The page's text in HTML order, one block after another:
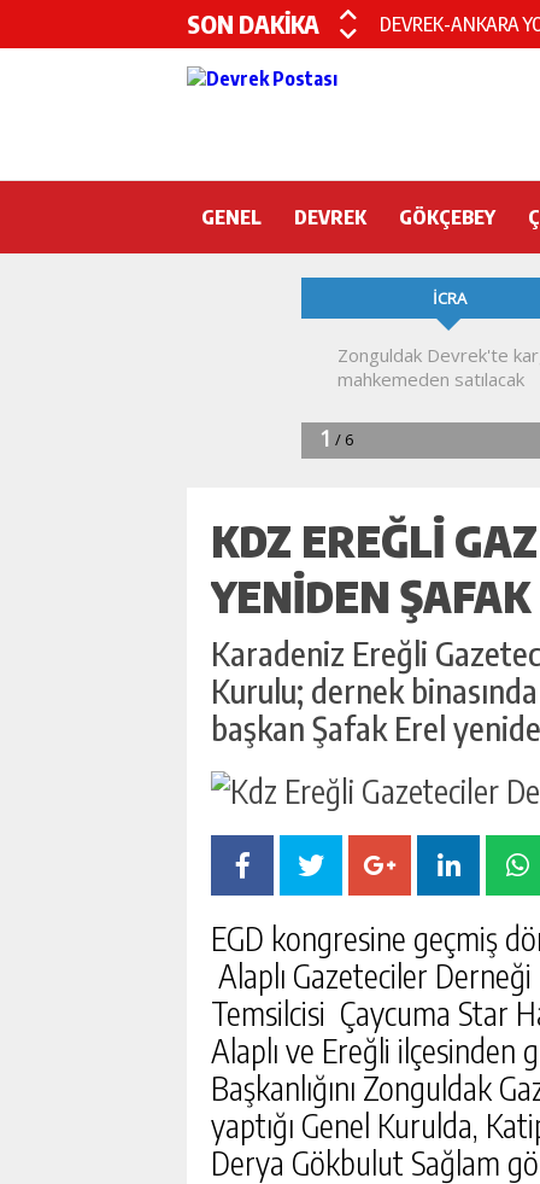
SON DAKİKA DEVREK-ANKARA
GENEL DEVREK GÖKÇEBEY
KDZ EREĞLI
YENIDEN
Karadeniz Ereğli
Kurulu; dernek
başkan Şafak Erel
EGD kongresine geçmiş
Alaplı Gazeteciler
Temsilcisi Çaycuma Star
Alaplı ve Ereğli ilçesinden
Başkanlığını Zonguldak
yaptığı Genel Kurulda,
Derya Gökbulut Sağlam